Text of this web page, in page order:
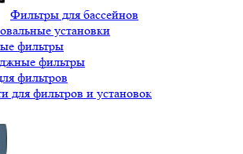
Фильтры для бассейнов
установки
фильтры
фильтры
фильтров
для фильтров и установок